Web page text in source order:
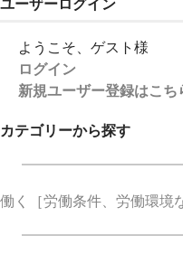
ユーザーログイン
ようこそ、ゲスト様
ログイン
新規ユーザー登録はこち
カテゴリーから探す
働く ［労働条件、労働環境